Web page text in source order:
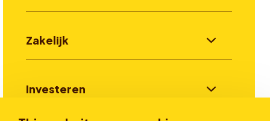
Zakelijk
Investeren